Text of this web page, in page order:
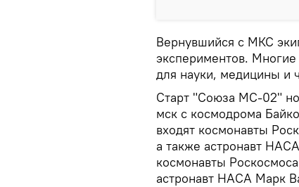
Вернувшийся с МКС
экспериментов.
для науки, медицины и
Старт "Союза МС-02"
мск с космодрома
входят космонавты
а также астронавт
космонавты
астронавт НАСА Марк